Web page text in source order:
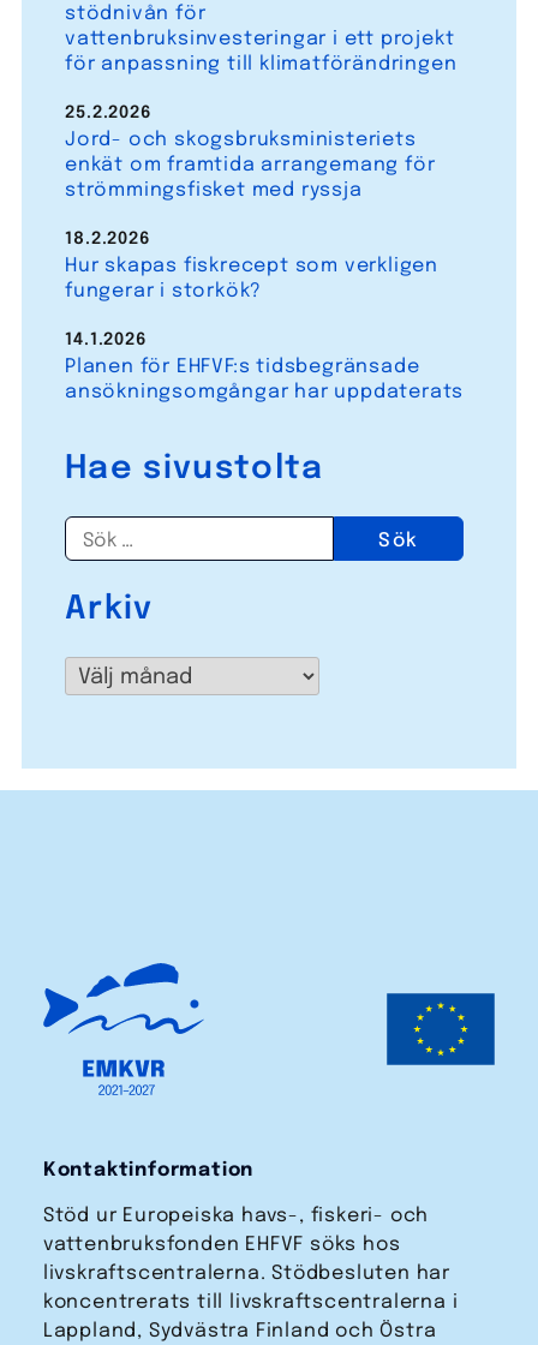
stödnivån för
vattenbruksinvesteringar i ett projekt
för anpassning till klimatförändringen
Jord- och skogsbruksministeriets
enkät om framtida arrangemang för
strömmingsfisket med ryssja
25.2.2026
Hur skapas fiskrecept som verkligen
fungerar i storkök?
18.2.2026
Planen för EHFVF:s tidsbegränsade
ansökningsomgångar har uppdaterats
14.1.2026
Hae sivustolta
Sök
efter:
Arkiv
Arkiv
Kontaktinformation
Stöd ur Europeiska havs-, fiskeri- och
vattenbruks­fonden EHFVF söks hos
livskraftscentralerna. Stödbesluten har
koncentrerats till livskraftscentralerna i
Lappland, Sydvästra Finland och Östra